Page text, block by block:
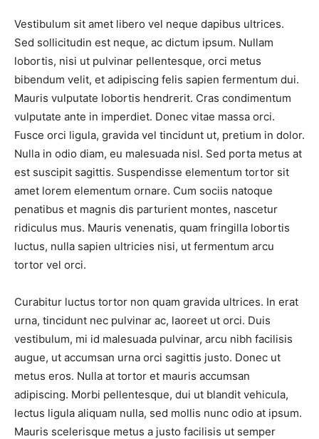
Vestibulum sit amet libero vel neque dapibus ultrices.
Sed sollicitudin est neque, ac dictum ipsum. Nullam
lobortis, nisi ut pulvinar pellentesque, orci metus
bibendum velit, et adipiscing felis sapien fermentum dui.
Mauris vulputate lobortis hendrerit. Cras condimentum
vulputate ante in imperdiet. Donec vitae massa orci.
Fusce orci ligula, gravida vel tincidunt ut, pretium in dolor.
Nulla in odio diam, eu malesuada nisl. Sed porta metus at
est suscipit sagittis. Suspendisse elementum tortor sit
amet lorem elementum ornare. Cum sociis natoque
penatibus et magnis dis parturient montes, nascetur
ridiculus mus. Mauris venenatis, quam fringilla lobortis
luctus, nulla sapien ultricies nisi, ut fermentum arcu
tortor vel orci.
Curabitur luctus tortor non quam gravida ultrices. In erat
urna, tincidunt nec pulvinar ac, laoreet ut orci. Duis
vestibulum, mi id malesuada pulvinar, arcu nibh facilisis
augue, ut accumsan urna orci sagittis justo. Donec ut
metus eros. Nulla at tortor et mauris accumsan
adipiscing. Morbi pellentesque, dui ut blandit vehicula,
lectus ligula aliquam nulla, sed mollis nunc odio at ipsum.
Mauris scelerisque metus a justo facilisis ut semper